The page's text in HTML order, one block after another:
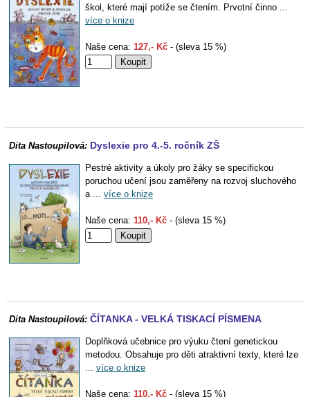
škol, které mají potíže se čtením. Prvotní činno ...
více o knize
Naše cena: 127,- Kč - (sleva 15 %)
Dita Nastoupilová: Dyslexie pro 4.-5. ročník ZŠ
Pestré aktivity a úkoly pro žáky se specifickou
poruchou učení jsou zaměřeny na rozvoj sluchového
a ... více o knize
Naše cena: 110,- Kč - (sleva 15 %)
Dita Nastoupilová: ČÍTANKA - VELKÁ TISKACÍ PÍSMENA
Doplňková učebnice pro výuku čtení genetickou
metodou. Obsahuje pro děti atraktivní texty, které lze
... více o knize
Naše cena: 110,- Kč - (sleva 15 %)